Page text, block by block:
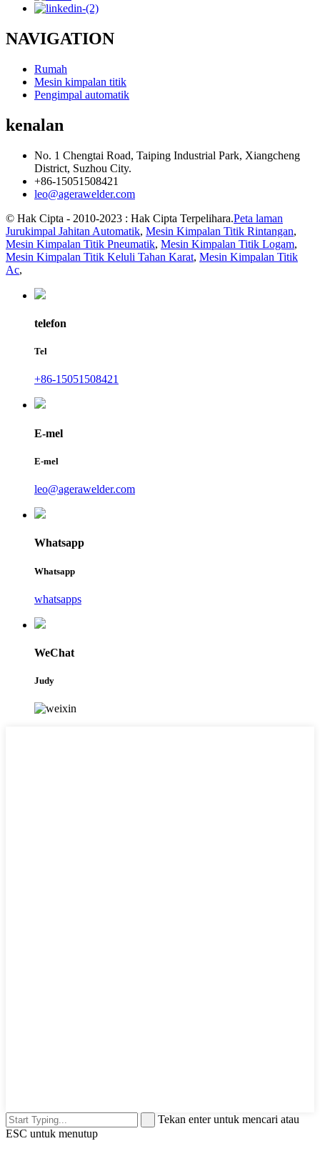
NAVIGATION
Rumah
Mesin kimpalan titik
Pengimpal automatik
kenalan
No. 1 Chengtai Road, Taiping Industrial Park, Xiangcheng
District, Suzhou City.
+86-15051508421
leo@agerawelder.com
© Hak Cipta - 2010-2023 : Hak Cipta Terpelihara.Peta laman
Jurukimpal Jahitan Automatik, Mesin Kimpalan Titik Rintangan,
Mesin Kimpalan Titik Pneumatik, Mesin Kimpalan Titik Logam,
Mesin Kimpalan Titik Keluli Tahan Karat, Mesin Kimpalan Titik
Ac,
telefon
Tel
+86-15051508421
E-mel
E-mel
leo@agerawelder.com
Whatsapp
Whatsapp
whatsapps
WeChat
Judy
Tekan enter untuk mencari atau
ESC untuk menutup